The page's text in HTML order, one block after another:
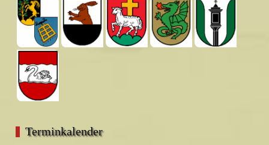
Terminkalender